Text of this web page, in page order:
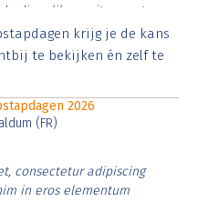
diam libero vitae erat.
cursus id rutrum lorem
risus tristique posuere.
krijg je de kans
te bekijken én zelf te
2026
(FR)
consectetur adipiscing
in eros elementum